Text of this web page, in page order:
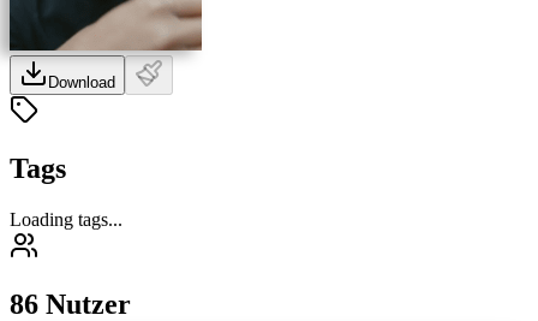
Download
Tags
Loading tags...
86 Nutzer